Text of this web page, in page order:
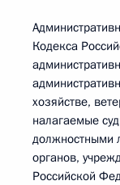
Кодекса
хозяйстве,
налагаемые
должностными
органов,
Российской